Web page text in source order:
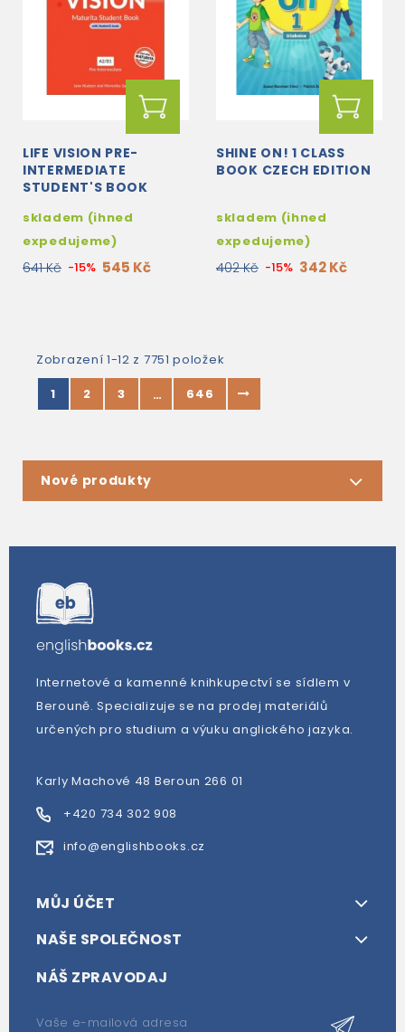
LIFE VISION PRE-
INTERMEDIATE
STUDENT'S BOOK
skladem (ihned
expedujeme)
641 Kč -15% 545 Kč
SHINE ON! 1 CLASS
BOOK CZECH EDITION
skladem (ihned
expedujeme)
402 Kč -15% 342 Kč
Zobrazení 1-12 z 7751 položek
1
2 3 … 646
Nové produkty
Internetové a kamenné knihkupectví se sídlem v
Berouně. Specializuje se na prodej materiálů
určených pro studium a výuku anglického jazyka.
Karly Machové 48 Beroun 266 01
+420 734 302 908
info@englishbooks.cz
MŮJ ÚČET
NAŠE SPOLEČNOST
NÁŠ ZPRAVODAJ